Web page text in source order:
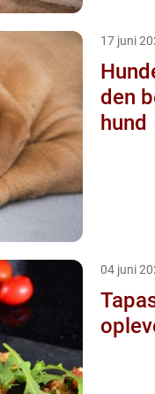
17 juni
den
hund
04 juni